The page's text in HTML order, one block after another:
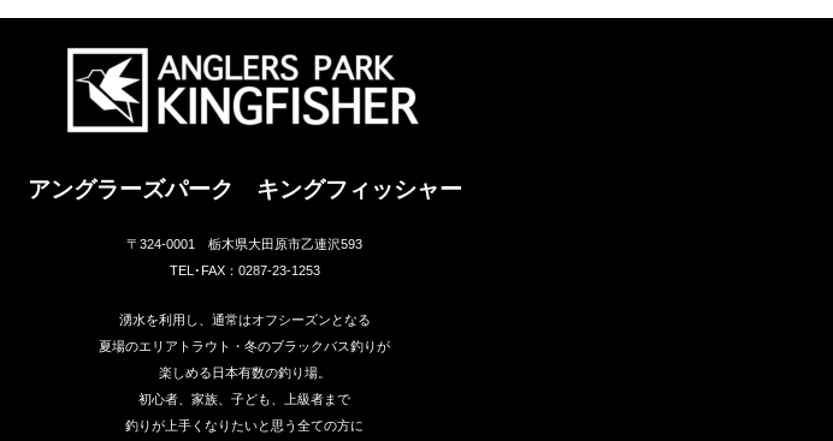
アングラーズパーク キングフィッシャー
〒324-0001 栃木県大田原市乙連沢593
TEL･FAX：0287-23-1253
湧水を利用し、通常はオフシーズンとなる
夏場のエリアトラウト・冬のブラックバス釣りが
楽しめる日本有数の釣り場。
初心者、家族、子ども、上級者まで
釣りが上手くなりたいと思う全ての方に